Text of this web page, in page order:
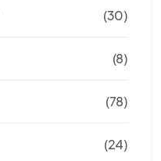
(30)
(8)
(78)
(24)